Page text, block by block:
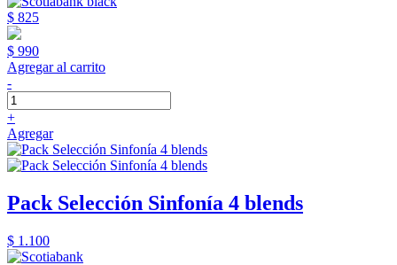
$ 825
$ 990
Agregar al carrito
-
+
Agregar
Pack Selección Sinfonía 4 blends
$ 1.100